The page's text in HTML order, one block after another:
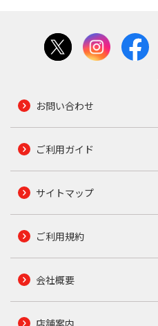
お問い合わせ
ご利用ガイド
サイトマップ
ご利用規約
会社概要
店舗案内